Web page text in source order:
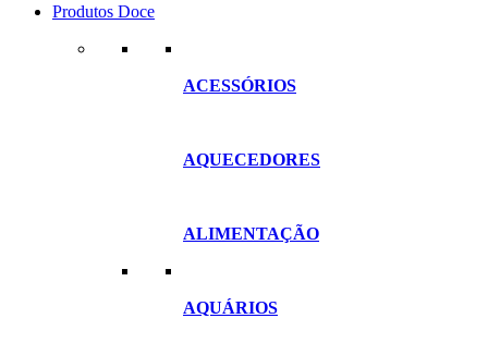
Produtos Doce
ACESSÓRIOS
AQUECEDORES
ALIMENTAÇÃO
AQUÁRIOS